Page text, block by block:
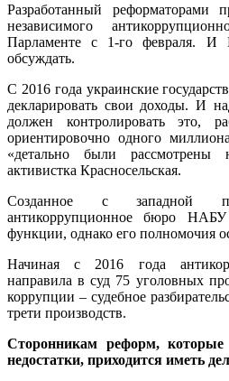
Разработанный реформаторами
независимого
Парламенте с 1-го февраля. И
обсуждать.
С 2016 года украинские
декларировать свои доходы. И
должен контролировать это,
ориентировочно одного
«детально были рассмотрены
активистка Красносельская.
Созданное с западной
антикоррупционное бюро
функции, однако его полномочия
Начиная с 2016 года
направила в суд 75 уголовных
коррупции – судебное
трети производств.
Сторонникам реформ,
недостатки, приходится иметь